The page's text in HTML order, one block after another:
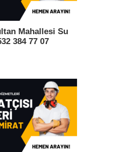
Mahallesi Su
384 77 07